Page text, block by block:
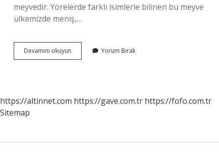
meyvedir. Yörelerde farklı isimlerle bilinen bu meyve
ülkemizde meniş,…
Devamını okuyun Çitlenbik
Nasıl
Yorum Bırak
https://altinnet.com https://gave.com.tr https://fofo.com.tr
Sitemap